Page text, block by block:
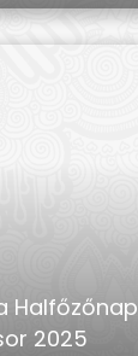
Halfőzőnap
2025